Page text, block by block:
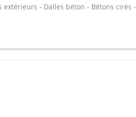
extérieurs - Dalles béton - Bétons cirés -